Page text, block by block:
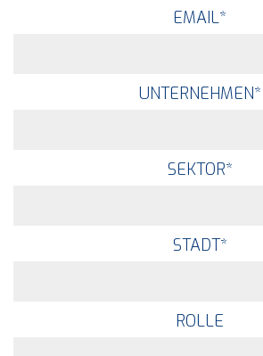
EMAIL*
UNTERNEHMEN*
SEKTOR*
STADT*
ROLLE